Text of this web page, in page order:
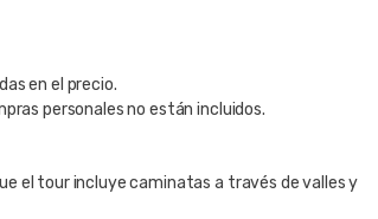
en el precio.
personales no están incluidos.
el tour incluye caminatas a través de valles y